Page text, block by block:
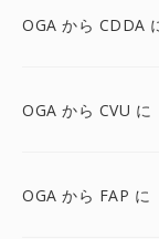
OGA から CDDA
OGA から CVU に
OGA から FAP に